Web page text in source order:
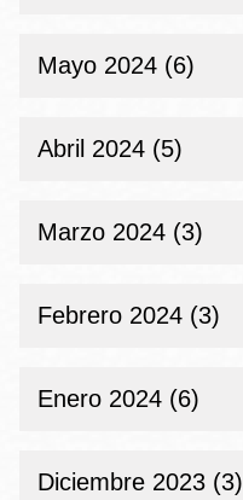
Mayo 2024 (6)
Abril 2024 (5)
Marzo 2024 (3)
Febrero 2024 (3)
Enero 2024 (6)
Diciembre 2023 (3)